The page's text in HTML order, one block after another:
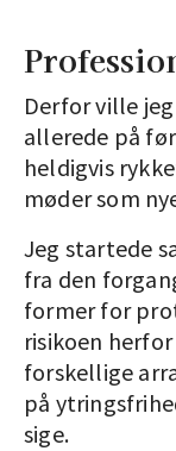
Derfor ville
allerede på
heldigvis
møder som
Jeg startede
fra den
former for
risikoen
forskellige
på
sige.